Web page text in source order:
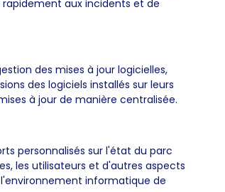
aux incidents et de
des mises à jour logicielles,
des logiciels installés sur leurs
à jour de manière centralisée.
personnalisés sur l'état du parc
les utilisateurs et d'autres aspects
informatique de